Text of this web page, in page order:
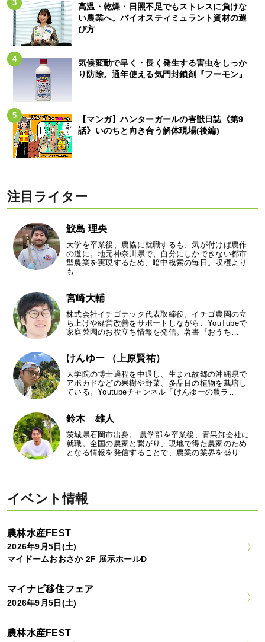
高温・乾燥・日照不足でもストレスに負けな
い農業へ。バイオスティミュラント資材の選
び方
気候変動で早く・長く発生する害虫をしっか
り防除。通年使える気門封鎖剤『フーモン』
【マンガ】ハンターガールの害獣日誌《第9
話》いのちと向き合う解体現場(後編)
注目ライター
鮫島 理央
大学を卒業後、農協に就職するも、気が付けば農作
の道に。地元神奈川県で、自分にしかできない都市
型農業を実現するため、暗中模索の毎日。収穫より
も…
宮崎大輔
株式会社イチゴテック代表取締役。イチゴ農園の立
ち上げや経営改善をサポートしながら、YouTubeで
家庭菜園のお役立ち情報を発信。著書『おうち…
けんゆー （上原賢祐）
大学院の博士過程を中退し、生まれ故郷の沖縄県で
アボカドなどの果樹や野菜、多品目の植物を栽培し
ている。Youtubeチャンネル「けんゆーの農ラ…
鈴木 雄人
茨城県石岡市出身。 農学部を卒業後、青果卸会社に
就職。全国の農家と繋がり、現地で得た農家のため
となる情報を発信することで、農業の業界を盛り…
イベント情報
農林水産FEST
2026年9月5日(土)
マイドームおおさか 2F 展示ホールD
マイナビ移住フェア
2026年9月5日(土)
農林水産FEST